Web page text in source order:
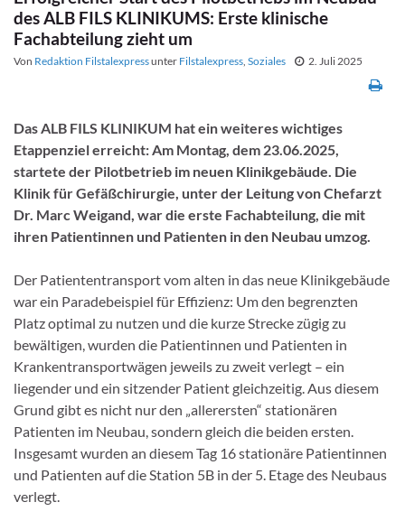
des ALB FILS KLINIKUMS: Erste klinische
Fachabteilung zieht um
Von Redaktion Filstalexpressunter Filstalexpress, Soziales 2. Juli 2025
Das ALB FILS KLINIKUM hat ein weiteres wichtiges
Etappenziel erreicht: Am Montag, dem 23.06.2025,
startete der Pilotbetrieb im neuen Klinikgebäude. Die
Klinik für Gefäßchirurgie, unter der Leitung von Chefarzt
Dr. Marc Weigand, war die erste Fachabteilung, die mit
ihren Patientinnen und Patienten in den Neubau umzog.
Der Patiententransport vom alten in das neue Klinikgebäude
war ein Paradebeispiel für Effizienz: Um den begrenzten
Platz optimal zu nutzen und die kurze Strecke zügig zu
bewältigen, wurden die Patientinnen und Patienten in
Krankentransportwägen jeweils zu zweit verlegt – ein
liegender und ein sitzender Patient gleichzeitig. Aus diesem
Grund gibt es nicht nur den „allerersten“ stationären
Patienten im Neubau, sondern gleich die beiden ersten.
Insgesamt wurden an diesem Tag 16 stationäre Patientinnen
und Patienten auf die Station 5B in der 5. Etage des Neubaus
verlegt.